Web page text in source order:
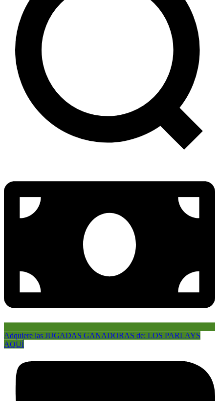
Adquiere las JUGADAS GANADORAS de: LOS PARLAYS
AQUÍ